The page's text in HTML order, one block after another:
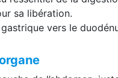
sa libération.
vers le